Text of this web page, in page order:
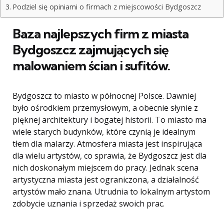
Podziel się opiniami o firmach z miejscowości Bydgoszcz
Baza najlepszych firm z miasta
Bydgoszcz zajmujących się
malowaniem ścian i sufitów.
Bydgoszcz to miasto w północnej Polsce. Dawniej
było ośrodkiem przemysłowym, a obecnie słynie z
pięknej architektury i bogatej historii. To miasto ma
wiele starych budynków, które czynią je idealnym
tłem dla malarzy. Atmosfera miasta jest inspirująca
dla wielu artystów, co sprawia, że ​​Bydgoszcz jest dla
nich doskonałym miejscem do pracy. Jednak scena
artystyczna miasta jest ograniczona, a działalność
artystów mało znana. Utrudnia to lokalnym artystom
zdobycie uznania i sprzedaż swoich prac.